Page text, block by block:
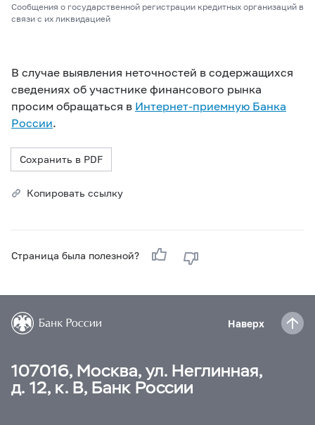
Сообщения о государственной регистрации кредитных организаций в
связи с их ликвидацией
В случае выявления неточностей в содержащихся
сведениях об участнике финансового рынка
просим обращаться в Интернет-приемную Банка
России.
Сохранить в PDF
Копировать ссылку
Страница была полезной?
Наверх
107016, Москва, ул. Неглинная,
д. 12, к. В, Банк России